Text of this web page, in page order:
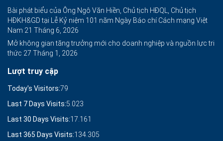
Bài phát biểu của Ông Ngô Văn Hiền, Chủ tịch HĐQL, Chủ tịch
HĐKH&GD tại Lễ Kỷ niệm 101 năm Ngày Báo chí Cách mạng Việt
Nam 21 Tháng 6, 2026
Mở không gian tăng trưởng mới cho doanh nghiệp và nguồn lực tri
thức 27 Tháng 1, 2026
Lượt truy cập
Today's Visitors:79
Last 7 Days Visits:5.023
Last 30 Days Visits:17.161
Last 365 Days Visits:134.305